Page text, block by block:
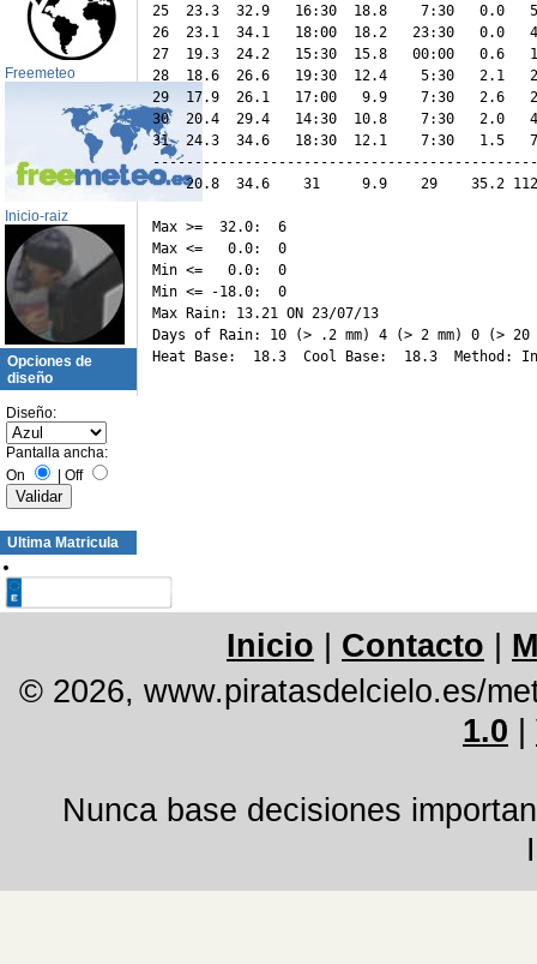
Freemeteo
Inicio-raiz
Opciones de
diseño
Diseño:
Pantalla ancha:
On
| Off
Ultima Matricula
25  23.3  32.9   16:30  18.8    7:30   0.0
26  23.1  34.1   18:00  18.2   23:30   0.0
27  19.3  24.2   15:30  15.8   00:00   0.6
28  18.6  26.6   19:30  12.4    5:30   2.1
29  17.9  26.1   17:00   9.9    7:30   2.6
30  20.4  29.4   14:30  10.8    7:30   2.0
31  24.3  34.6   18:30  12.1    7:30   1.5
20.8  34.6    31     9.9    29    35.2
Max >=  32.0:  6
Max <=   0.0:  0
Min <=   0.0:  0
Min <= -18.0:  0
Max Rain: 13.21 ON 23/07/13
Days of Rain: 10 (> .2 mm) 4 (> 2 mm) 0 (> 20
Inicio Contacto
© 2026, www.piratasdelcielo.es/
1.0
Nunca base decisiones